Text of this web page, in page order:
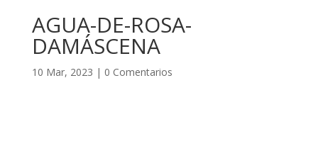
AGUA-DE-ROSA-
DAMÁSCENA
10 Mar, 2023 | 0 Comentarios